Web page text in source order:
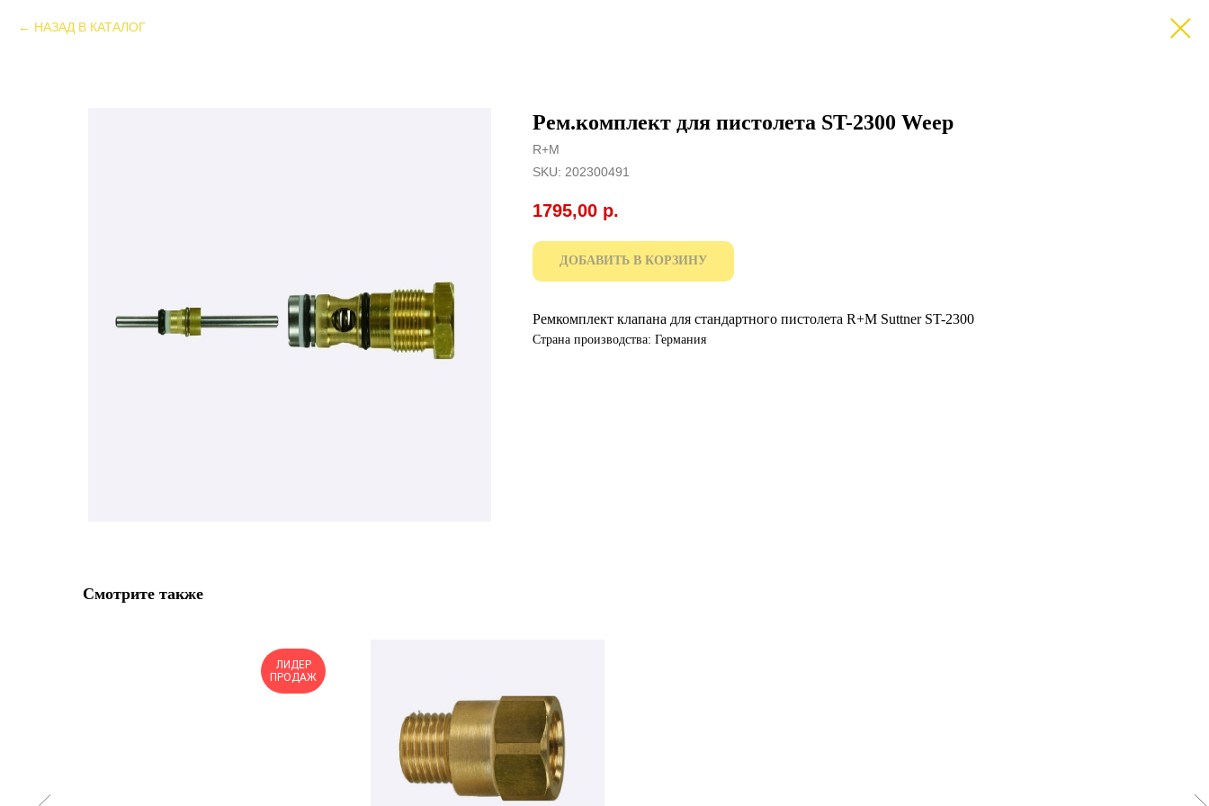
НАЗАД В КАТАЛОГ
Рем.комплект для пистолета ST-2300 Weep
R+M
SKU: 202300491
1795,00 р.
ДОБАВИТЬ В КОРЗИНУ
Ремкомплект клапана для стандартного пистолета R+M Suttner ST-2300
Страна производства: Германия
Смотрите также
ЛИДЕР
ПРОДАЖ